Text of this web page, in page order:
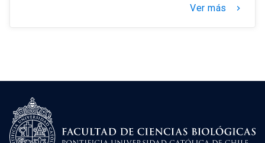
Ver más keyboard_arrow_right